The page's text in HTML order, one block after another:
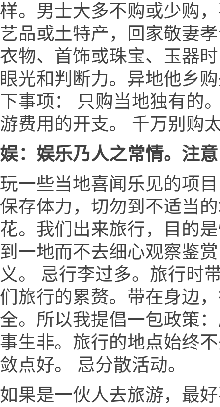
样。男士大多不购或少购
艺品或土特产，回家敬妻
衣物、首饰或珠宝、玉器
眼光和判断力。异地他乡
下事项： 只购当地独有的
游费用的开支。 千万别购
娱：娱乐乃人之常情。注
玩一些当地喜闻乐见的项
保存体力，切勿到不适当
花。我们出来旅行，目的
到一地而不去细心观察鉴
义。 忌行李过多。旅行时
们旅行的累赘。带在身边
全。所以我提倡一包政策
事生非。旅行的地点始终
敛点好。 忌分散活动。
如果是一伙人去旅游，最